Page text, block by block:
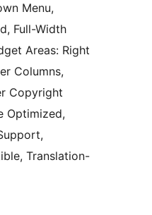
Menu,
Full-Width
Areas: Right
Columns,
Copyright
Optimized,
Translation-